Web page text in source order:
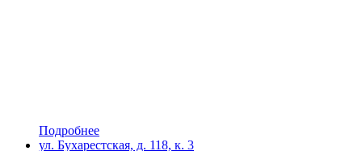
Подробнее
ул. Бухарестская, д. 118, к. 3